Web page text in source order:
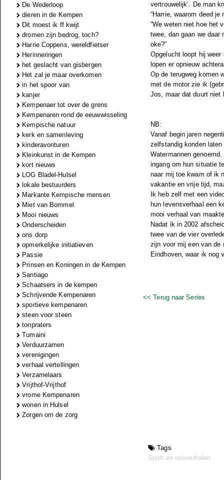
De Wederloop
dieren in de Kempen
Dit moest ik ff kwijt
dromen zijn bedrog, toch?
Harrie Coppens, wereldfietser
Herinneringen
het geslacht van gisbergen
Het zal je maar overkomen
in het spoor van
kanjer
Kempenaer tot over de grens
Kempenaren rond de eeuwwisseling
Kempische natuur
kerk en samenleving
kinderavonturen
Kleinkunst in de Kempen
kort nieuws
LOG Bladel-Hulsel
lokale bestuurders
Markante Kempische mensen
Miet van Bommel
Mooi nieuws
Onderscheiden
ons dorp
opmerkelijke initiatieven
Passie
Prinsen en Koningen in de Kempen
Santiago
Schaatsers in de kempen
Schrijvende Kempenaren
sportieve kempenaren
steen voor steen
tonpraters
Tumaini
Verduurzamen
verenigingen
verhaal vertellingen
Verzamelaars
Vrijthof-Vrijthof
vrome Kempenaren
wonen in Hulsel
Zorgen om de zorg
vertrouwelijk’. De man
“Harrie, waarom deed je
“We weten niet hoe het
twee, dan gaan we
oke?”
Opgelucht loopt hij weer
lopen er opnieuw
Op de terugweg komen
met de motor zie ik
Jos, maar dat duurt niet
NB:
Vanaf begin jaren
zelfstandig konden
Watermannen
ingang om hun situatie
naar mij toe kwam of ik
vakantie en vrije tijd,
Ik heb zelf met een
hun levensverhaal een
mooi verhaal van
Nadat ik in 2002
twee van de vier
zijn voor mij een van de
Eindhoven, waar ik nog
<< Terug naar Series
Tags
Sport en reisverhalen